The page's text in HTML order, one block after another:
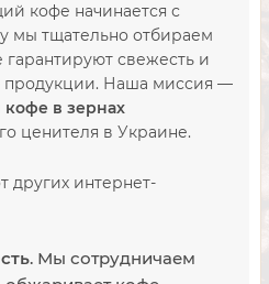
кофе начинается с
мы тщательно отбираем
свежесть и
продукции. Наша миссия —
кофе в зернах
ценителя в Украине.
других интернет-
. Мы сотрудничаем